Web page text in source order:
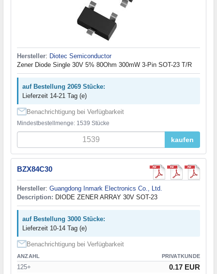
Hersteller: Diotec Semiconductor
Zener Diode Single 30V 5% 80Ohm 300mW 3-Pin SOT-23 T/R
auf Bestellung 2069 Stücke:
Lieferzeit 14-21 Tag (e)
Benachrichtigung bei Verfügbarkeit
Mindestbestellmenge: 1539 Stücke
kaufen
BZX84C30
Hersteller: Guangdong Inmark Electronics Co., Ltd.
Description: DIODE ZENER ARRAY 30V SOT-23
auf Bestellung 3000 Stücke:
Lieferzeit 10-14 Tag (e)
Benachrichtigung bei Verfügbarkeit
ANZAHL PRIVATKUNDE
125+ 0.17 EUR